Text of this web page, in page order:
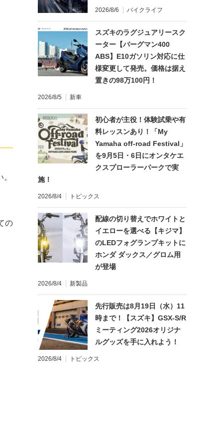
の
2026/8/6 バイクライフ
スズキのラグジュアリースク
ーター【バーグマン400
ABS】E10ガソリン対応に仕
様変更して発売。価格は据え
置きの98万100円！
2026/8/5 新車
初心者が主役！体験試乗や有
料レッスンあり！「My
Yamaha off-road Festival」
を9月5日・6日にオンタケエ
クスプローラーパークで実
施！
2026/8/4 トピックス
配線の切り替えでホワイトと
イエローを選べる【キジマ】
のLEDフォグランプキットに
ホンダ ダックス／グロム用
が登場
2026/8/4 新製品
先行販売は8月19日（水）11
時まで！【スズキ】GSX-S/R
ミーティング2026オリジナ
ルグッズを手に入れよう！
2026/8/4 トピックス